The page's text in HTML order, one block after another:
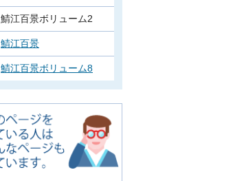
鯖江百景ボリューム2
鯖江百景
鯖江百景ボリューム8